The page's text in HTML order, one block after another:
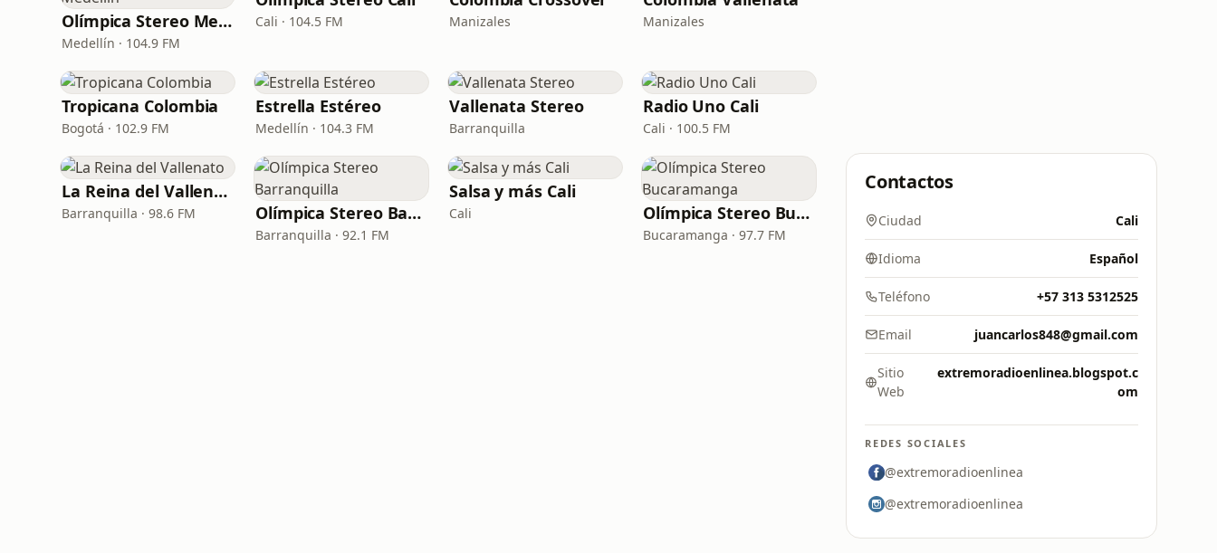
Olímpica Stereo Medellín
Medellín · 104.9 FM
Cali · 104.5 FM Manizales Manizales
Tropicana Colombia
Bogotá · 102.9 FM
Estrella Estéreo
Medellín · 104.3 FM
Vallenata Stereo
Barranquilla
Radio Uno Cali
Cali · 100.5 FM
La Reina del Vallenato
Barranquilla · 98.6 FM Olímpica Stereo Barranquilla
Barranquilla · 92.1 FM
Salsa y más Cali
Cali Olímpica Stereo Bucaramanga
Bucaramanga · 97.7 FM
Contactos
Ciudad Cali
Idioma Español
Teléfono +57 313 5312525
Email juancarlos848@gmail.com
Sitio
Web
extremoradioenlinea.blogspot.c
om
REDES SOCIALES
@extremoradioenlinea
@extremoradioenlinea